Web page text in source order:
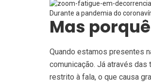
Durante a pandemia do
Mas
Quando estamos presentes
comunicação. Já através
restrito à fala, o que causa